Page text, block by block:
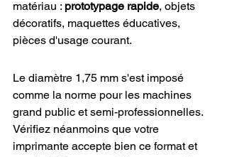
matériau : prototypage rapide, objets
décoratifs, maquettes éducatives,
pièces d'usage courant.
Le diamètre 1,75 mm s'est imposé
comme la norme pour les machines
grand public et semi-professionnelles.
Vérifiez néanmoins que votre
imprimante accepte bien ce format et